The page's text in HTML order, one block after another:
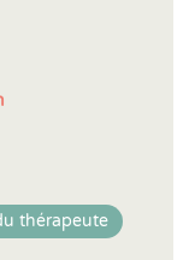
thérapeute